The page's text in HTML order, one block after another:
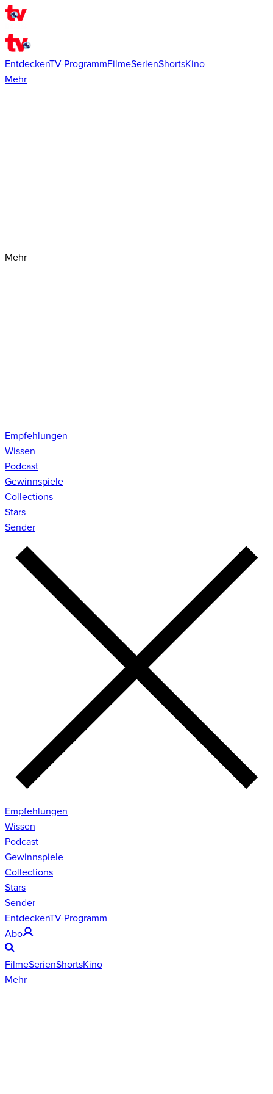
EntdeckenTV-ProgrammFilmeSerienShortsKino
Mehr
Mehr
Empfehlungen
Wissen
Podcast
Gewinnspiele
Collections
Stars
Sender
Empfehlungen
Wissen
Podcast
Gewinnspiele
Collections
Stars
Sender
EntdeckenTV-Programm
Abo
FilmeSerienShortsKino
Mehr